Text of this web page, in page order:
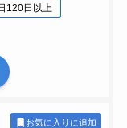
120日以上
お気に入りに追加